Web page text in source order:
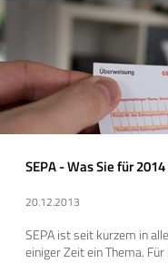
SEPA - Was Sie für
20.12.2013
SEPA ist seit kurzem in
einiger Zeit ein Thema.